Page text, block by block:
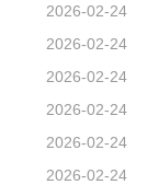
2026-02-24
2026-02-24
2026-02-24
2026-02-24
2026-02-24
2026-02-24